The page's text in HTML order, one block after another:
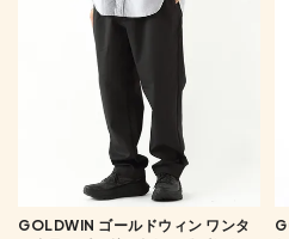
GOLDWIN ゴールドウィン ワンタ